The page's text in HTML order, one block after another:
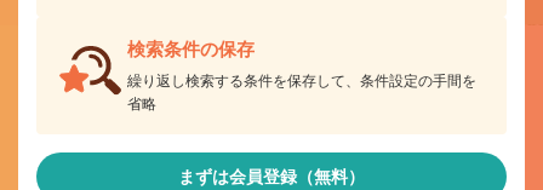
検索条件の保存
繰り返し検索する条件を保存して、条件設定の手間を
省略
まずは会員登録（無料）